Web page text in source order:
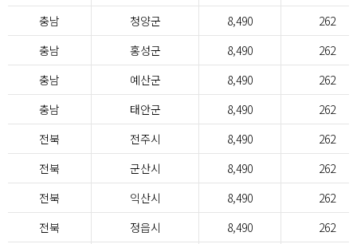
충남
청양군 8,490
262
충남
홍성군 8,490
262
충남
예산군 8,490
262
충남
태안군 8,490
262
전북
전주시 8,490
262
전북
군산시 8,490
262
전북
익산시 8,490
262
전북
정읍시 8,490
262